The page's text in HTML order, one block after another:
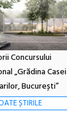
Concursului
„Grădina Casei
București”
ȘTIRILE